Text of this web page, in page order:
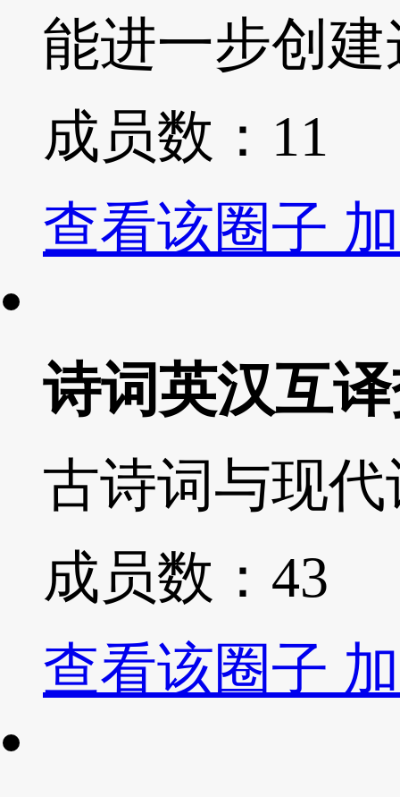
能进一步创
成员数： 11
查看该圈子
诗词英汉互
古诗词与现
成员数： 43
查看该圈子